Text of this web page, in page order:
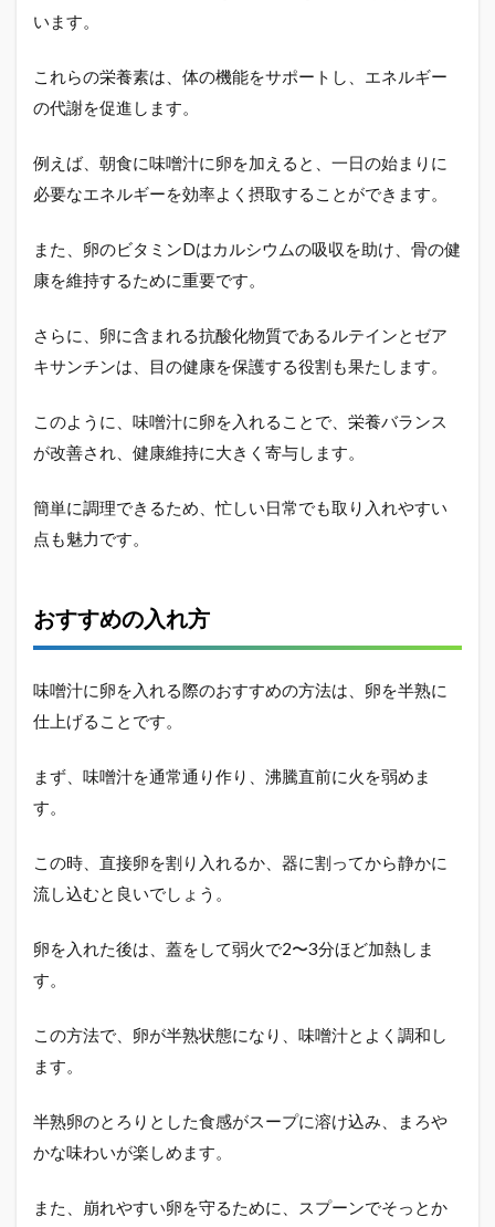
います。
これらの栄養素は、体の機能をサポートし、エネルギー
の代謝を促進します。
例えば、朝食に味噌汁に卵を加えると、一日の始まりに
必要なエネルギーを効率よく摂取することができます。
また、卵のビタミンDはカルシウムの吸収を助け、骨の健
康を維持するために重要です。
さらに、卵に含まれる抗酸化物質であるルテインとゼア
キサンチンは、目の健康を保護する役割も果たします。
このように、味噌汁に卵を入れることで、栄養バランス
が改善され、健康維持に大きく寄与します。
簡単に調理できるため、忙しい日常でも取り入れやすい
点も魅力です。
おすすめの入れ方
味噌汁に卵を入れる際のおすすめの方法は、卵を半熟に
仕上げることです。
まず、味噌汁を通常通り作り、沸騰直前に火を弱めま
す。
この時、直接卵を割り入れるか、器に割ってから静かに
流し込むと良いでしょう。
卵を入れた後は、蓋をして弱火で2〜3分ほど加熱しま
す。
この方法で、卵が半熟状態になり、味噌汁とよく調和し
ます。
半熟卵のとろりとした食感がスープに溶け込み、まろや
かな味わいが楽しめます。
また、崩れやすい卵を守るために、スプーンでそっとか